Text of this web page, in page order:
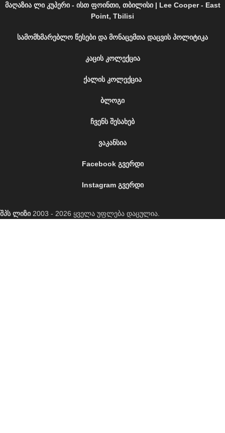
მაღაზია ლი კუპერი - ისთ ფოინთი, თბილისი | Lee Cooper - East
Point, Tbilisi
სამომხმარებლო წესები და მონაცემთა დაცვის პოლიტიკა
კაცის კოლექცია
ქალის კოლექცია
ბლოგი
ჩვენს შესახებ
ვაკანსია
Facebook გვერდი
Instagram გვერდი
შპს ლიზი 2003 - 2026 ყველა უფლება დაცულია.